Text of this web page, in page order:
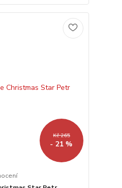
Kč 265
- 21 %